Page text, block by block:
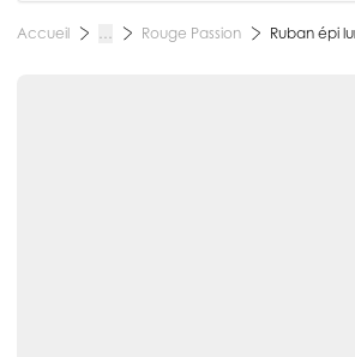
Accueil … Rouge Passion